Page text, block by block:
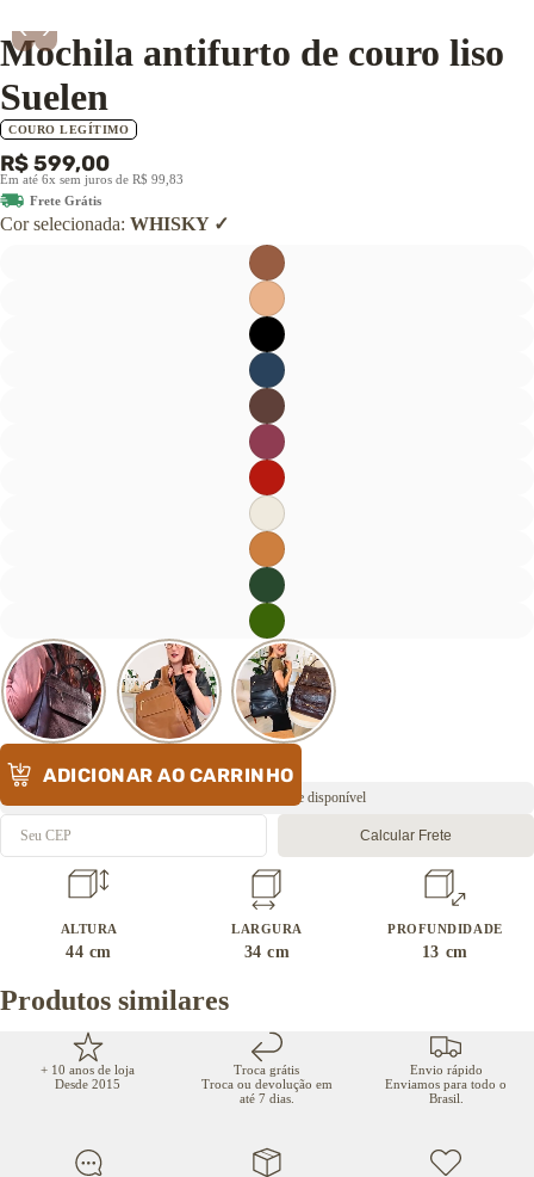
‹ ›
Mochila antifurto de couro liso
Suelen
COURO LEGÍTIMO
R$ 599,00
Em até 6x sem juros de R$ 99,83
Frete Grátis
Cor selecionada: WHISKY
ADICIONAR AO CARRINHO
Envio rápido ⚡️ Estoque disponível
Calcular Frete
ALTURA
44 cm
LARGURA
34cm
PROFUNDIDADE
13 cm
Produtos similares
+ 10 anos de loja
Desde 2015
Troca grátis
Troca ou devolução em
até 7 dias.
Envio rápido
Enviamos para todo o
Brasil.